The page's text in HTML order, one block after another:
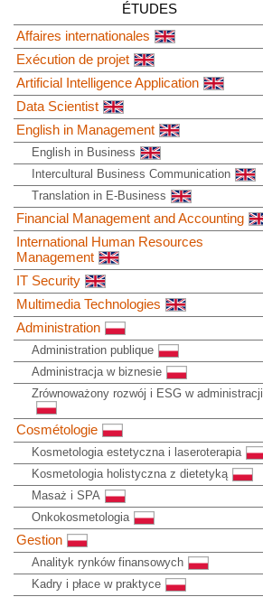
ÉTUDES
Affaires internationales
Exécution de projet
Artificial Intelligence Application
Data Scientist
English in Management
English in Business
Intercultural Business Communication
Translation in E-Business
Financial Management and Accounting
International Human Resources
Management
IT Security
Multimedia Technologies
Administration
Administration publique
Administracja w biznesie
Zrównoważony rozwój i ESG w administracji
Cosmétologie
Kosmetologia estetyczna i laseroterapia
Kosmetologia holistyczna z dietetyką
Masaż i SPA
Onkokosmetologia
Gestion
Analityk rynków finansowych
Kadry i płace w praktyce